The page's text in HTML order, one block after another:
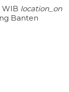
WIB location_on
Banten